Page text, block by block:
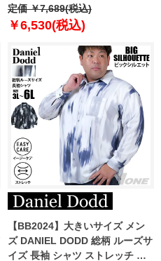
パンツ アスレジャー スポーツウ
ェア lkswp-240401
定価 ￥7,689(税込)
￥6,530(税込)
【BB2024】大きいサイズ メン
ズ DANIEL DODD 総柄 ルーズサ
イズ 長袖 シャツ ストレッチ イ